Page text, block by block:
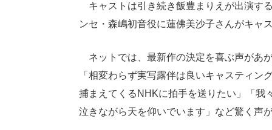
キャストは引き続き飯豊まりえが出演す
ンセ・森嶋初音役に蓮佛美沙子さんがキャ
ネットでは、最新作の決定を喜ぶ声があ
「相変わらず実写露伴は良いキャスティ
捕まえてくるNHKに拍手を送りたい」「我
泣きながら天を仰いでいます」など驚く声